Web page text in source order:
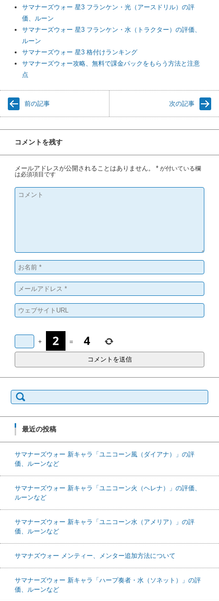
サマナーズウォー 星3 フランケン・光（アースドリル）の評
価、ルーン
サマナーズウォー 星3 フランケン・水（トラクター）の評価、
ルーン
サマナーズウォー 星3 格付けランキング
サマナーズウォー攻略、無料で課金パックをもらう方法と注意
点
前の記事 次の記事
コメントを残す
メールアドレスが公開されることはありません。 * が付いている欄
は必須項目です
+ =
検索:
最近の投稿
サマナーズウォー 新キャラ「ユニコーン風（ダイアナ）」の評
価、ルーンなど
サマナーズウォー 新キャラ「ユニコーン火（ヘレナ）」の評価、
ルーンなど
サマナーズウォー 新キャラ「ユニコーン水（アメリア）」の評
価、ルーンなど
サマナズウォー メンティー、メンター追加方法について
サマナーズウォー 新キャラ「ハープ奏者・水（ソネット）」の評
価、ルーンなど